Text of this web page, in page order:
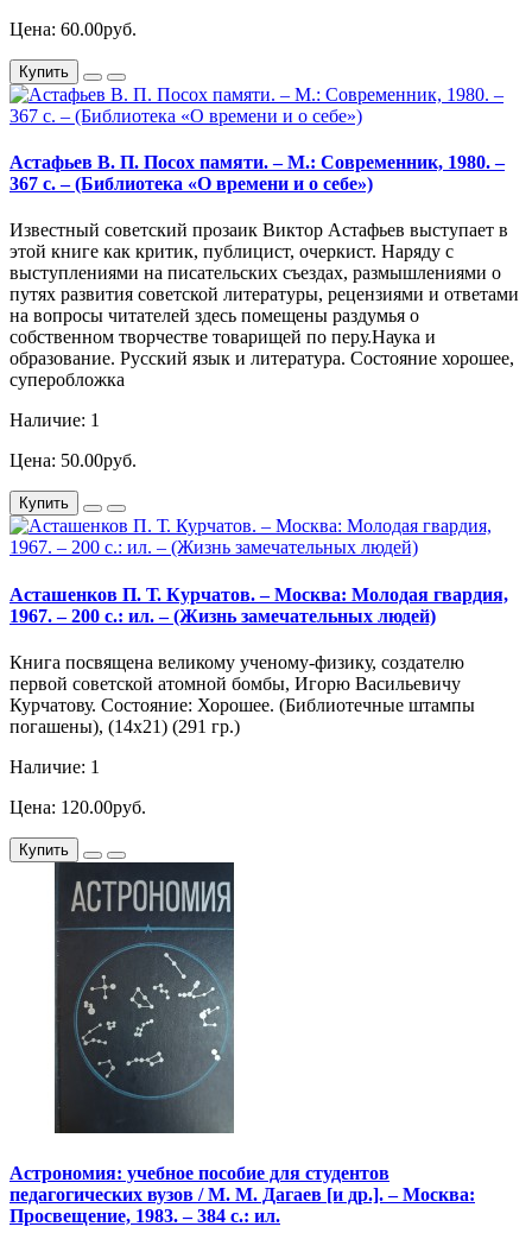
Цена: 60.00руб.
Купить
Астафьев В. П. Посох памяти. – М.: Современник, 1980. –
367 с. – (Библиотека «О времени и о себе»)
Известный советский прозаик Виктор Астафьев выступает в
этой книге как критик, публицист, очеркист. Наряду с
выступлениями на писательских съездах, размышлениями о
путях развития советской литературы, рецензиями и ответами
на вопросы читателей здесь помещены раздумья о
собственном творчестве товарищей по перу.Наука и
образование. Русский язык и литература. Состояние хорошее,
суперобложка
Наличие: 1
Цена: 50.00руб.
Купить
Асташенков П. Т. Курчатов. – Москва: Молодая гвардия,
1967. – 200 с.: ил. – (Жизнь замечательных людей)
Книга посвящена великому ученому-физику, создателю
первой советской атомной бомбы, Игорю Васильевичу
Курчатову. Состояние: Хорошее. (Библиотечные штампы
погашены), (14х21) (291 гр.)
Наличие: 1
Цена: 120.00руб.
Купить
Астрономия: учебное пособие для студентов
педагогических вузов / М. М. Дагаев [и др.]. – Москва:
Просвещение, 1983. – 384 с.: ил.